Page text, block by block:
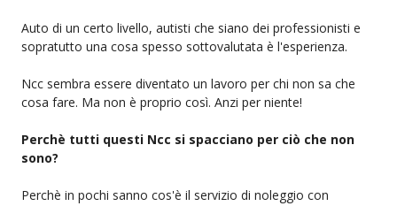
Auto di un certo livello, autisti che siano dei professionisti e
sopratutto una cosa spesso sottovalutata è l'esperienza.
Ncc sembra essere diventato un lavoro per chi non sa che
cosa fare. Ma non è proprio così. Anzi per niente!
Perchè tutti questi Ncc si spacciano per ciò che non
sono?
Perchè in pochi sanno cos'è il servizio di noleggio con